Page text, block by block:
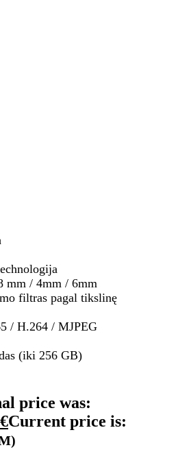
mm / 4mm / 6mm
filtras pagal tikslinę
/ H.264 / MJPEG
(iki 256 GB)
price was:
€Current price is: